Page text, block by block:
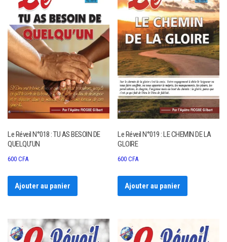
Le Réveil N°018 : TU AS BESOIN DE
QUELQU’UN
600 CFA
Ajouter au panier
Le Réveil N°019 : LE CHEMIN DE LA
GLOIRE
600CFA
Ajouter au panier